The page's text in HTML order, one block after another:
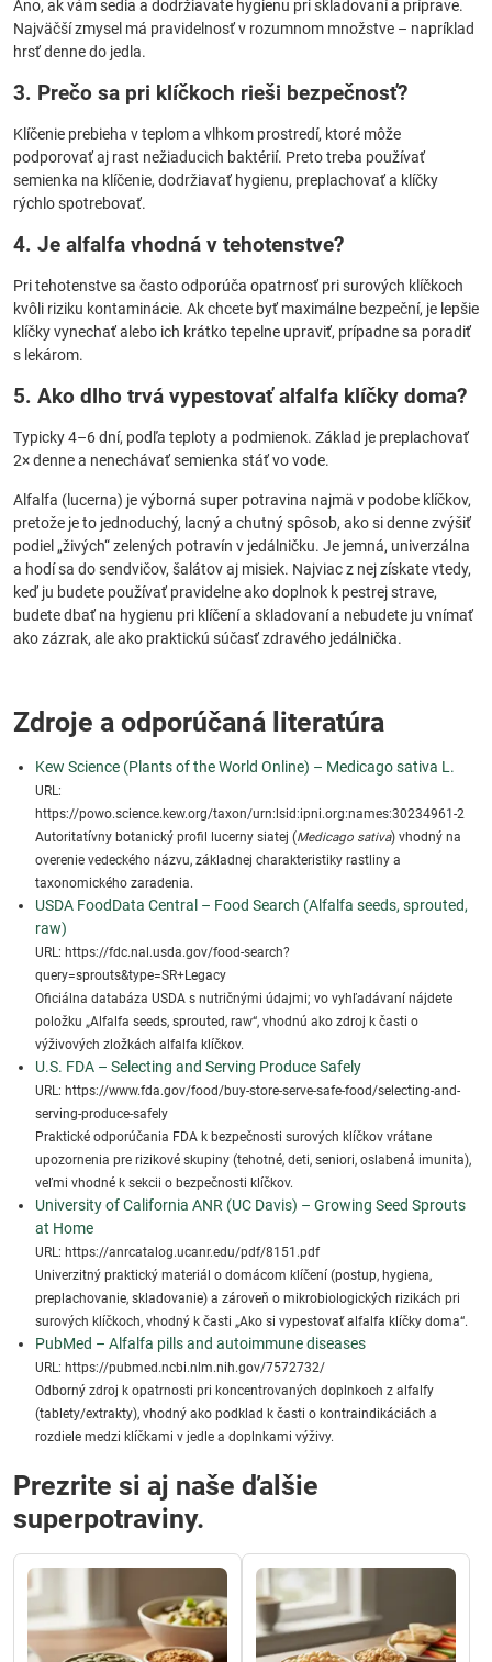
Áno, ak vám sedia a dodržiavate hygienu pri skladovaní a príprave.
Najväčší zmysel má pravidelnosť v rozumnom množstve – napríklad
hrsť denne do jedla.
3. Prečo sa pri klíčkoch rieši bezpečnosť?
Klíčenie prebieha v teplom a vlhkom prostredí, ktoré môže
podporovať aj rast nežiaducich baktérií. Preto treba používať
semienka na klíčenie, dodržiavať hygienu, preplachovať a klíčky
rýchlo spotrebovať.
4. Je alfalfa vhodná v tehotenstve?
Pri tehotenstve sa často odporúča opatrnosť pri surových klíčkoch
kvôli riziku kontaminácie. Ak chcete byť maximálne bezpeční, je lepšie
klíčky vynechať alebo ich krátko tepelne upraviť, prípadne sa poradiť
s lekárom.
5. Ako dlho trvá vypestovať alfalfa klíčky doma?
Typicky 4–6 dní, podľa teploty a podmienok. Základ je preplachovať
2× denne a nenechávať semienka stáť vo vode.
Alfalfa (lucerna) je výborná super potravina najmä v podobe klíčkov,
pretože je to jednoduchý, lacný a chutný spôsob, ako si denne zvýšiť
podiel „živých“ zelených potravín v jedálničku. Je jemná, univerzálna
a hodí sa do sendvičov, šalátov aj misiek. Najviac z nej získate vtedy,
keď ju budete používať pravidelne ako doplnok k pestrej strave,
budete dbať na hygienu pri klíčení a skladovaní a nebudete ju vnímať
ako zázrak, ale ako praktickú súčasť zdravého jedálnička.
Zdroje a odporúčaná literatúra
Kew Science (Plants of the World Online) – Medicago sativa L.
URL:
https://powo.science.kew.org/taxon/urn:lsid:ipni.org:names:30234961-2
Autoritatívny botanický profil lucerny siatej (Medicago sativa) vhodný na
overenie vedeckého názvu, základnej charakteristiky rastliny a
taxonomického zaradenia.
USDA FoodData Central – Food Search (Alfalfa seeds, sprouted,
raw)
URL: https://fdc.nal.usda.gov/food-search?
query=sprouts&type=SR+Legacy
Oficiálna databáza USDA s nutričnými údajmi; vo vyhľadávaní nájdete
položku „Alfalfa seeds, sprouted, raw“, vhodnú ako zdroj k časti o
výživových zložkách alfalfa klíčkov.
U.S. FDA – Selecting and Serving Produce Safely
URL: https://www.fda.gov/food/buy-store-serve-safe-food/selecting-and-
serving-produce-safely
Praktické odporúčania FDA k bezpečnosti surových klíčkov vrátane
upozornenia pre rizikové skupiny (tehotné, deti, seniori, oslabená imunita),
veľmi vhodné k sekcii o bezpečnosti klíčkov.
University of California ANR (UC Davis) – Growing Seed Sprouts
at Home
URL: https://anrcatalog.ucanr.edu/pdf/8151.pdf
Univerzitný praktický materiál o domácom klíčení (postup, hygiena,
preplachovanie, skladovanie) a zároveň o mikrobiologických rizikách pri
surových klíčkoch, vhodný k časti „Ako si vypestovať alfalfa klíčky doma“.
PubMed – Alfalfa pills and autoimmune diseases
URL: https://pubmed.ncbi.nlm.nih.gov/7572732/
Odborný zdroj k opatrnosti pri koncentrovaných doplnkoch z alfalfy
(tablety/extrakty), vhodný ako podklad k časti o kontraindikáciách a
rozdiele medzi klíčkami v jedle a doplnkami výživy.
Prezrite si aj naše ďalšie
superpotraviny.